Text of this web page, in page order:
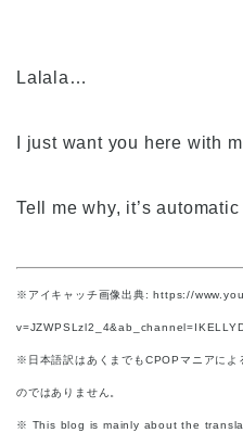
Lalala…
I just want you here with
Tell me why, it’s automatic
※アイキャッチ画像出典: https://
※日本語訳はあくまでもCPOPマニアによ
のではありません。
※ This blog is mainly about the